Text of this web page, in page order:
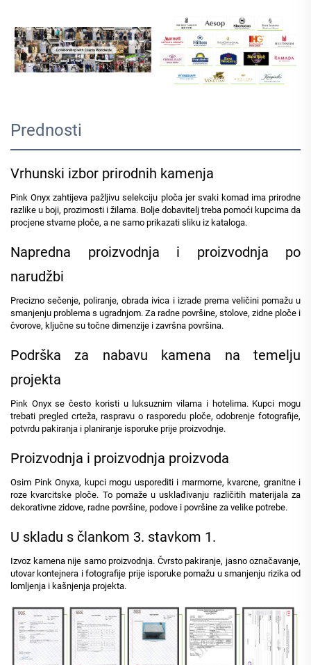
Prednosti
Vrhunski izbor prirodnih kamenja
Pink Onyx zahtijeva pažljivu selekciju ploča jer svaki komad ima prirodne
razlike u boji, prozirnosti i žilama. Bolje dobavitelj treba pomoći kupcima da
procjene stvarne ploče, a ne samo prikazati sliku iz kataloga.
Napredna proizvodnja i proizvodnja po
narudžbi
Precizno sečenje, poliranje, obrada ivica i izrade prema veličini pomažu u
smanjenju problema s ugradnjom. Za radne površine, stolove, zidne ploče i
čvorove, ključne su točne dimenzije i završna površina.
Podrška za nabavu kamena na temelju
projekta
Pink Onyx se često koristi u luksuznim vilama i hotelima. Kupci mogu
trebati pregled crteža, raspravu o rasporedu ploče, odobrenje fotografije,
potvrdu pakiranja i planiranje isporuke prije proizvodnje.
Proizvodnja i proizvodnja proizvoda
Osim Pink Onyxa, kupci mogu usporediti i marmorne, kvarcne, granitne i
roze kvarcitske ploče. To pomaže u usklađivanju različitih materijala za
dekorativne zidove, radne površine, podove i površine za velike potrebe.
U skladu s člankom 3. stavkom 1.
Izvoz kamena nije samo proizvodnja. Čvrsto pakiranje, jasno označavanje,
utovar kontejnera i fotografije prije isporuke pomažu u smanjenju rizika od
lomljenja i kašnjenja projekta.